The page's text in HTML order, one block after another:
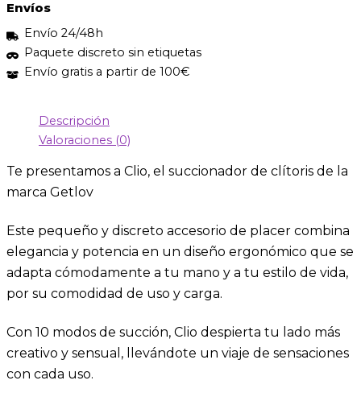
Envíos
Envío 24/48h
Paquete discreto sin etiquetas
Envío gratis a partir de 100€
Descripción
Valoraciones (0)
Te presentamos a Clio, el succionador de clítoris de la
marca Getlov
Este pequeño y discreto accesorio de placer combina
elegancia y potencia en un diseño ergonómico que se
adapta cómodamente a tu mano y a tu estilo de vida,
por su comodidad de uso y carga.
Con 10 modos de succión, Clio despierta tu lado más
creativo y sensual, llevándote un viaje de sensaciones
con cada uso.